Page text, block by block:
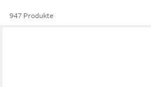
947 Produkte